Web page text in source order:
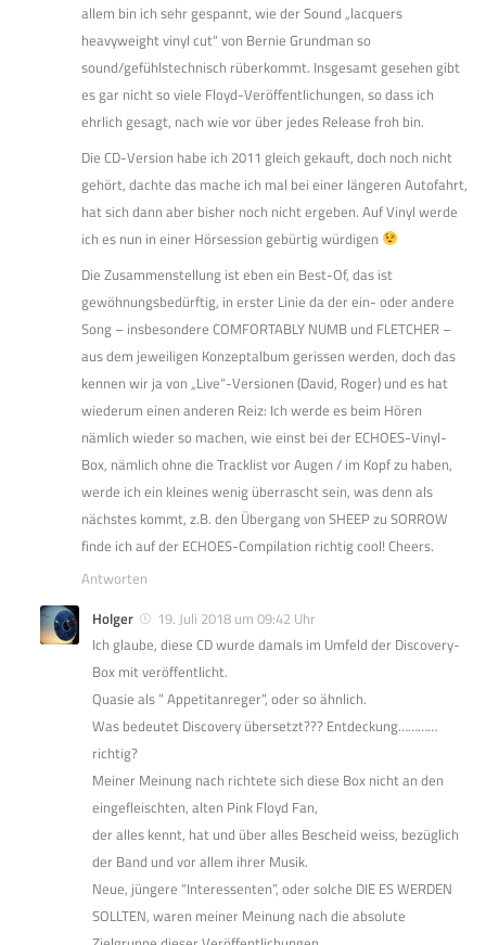
allem bin ich sehr gespannt, wie der Sound „lacquers
heavyweight vinyl cut“ von Bernie Grundman so
sound/gefühlstechnisch rüberkommt. Insgesamt gesehen gibt
es gar nicht so viele Floyd-Veröffentlichungen, so dass ich
ehrlich gesagt, nach wie vor über jedes Release froh bin.
Die CD-Version habe ich 2011 gleich gekauft, doch noch nicht
gehört, dachte das mache ich mal bei einer längeren Autofahrt,
hat sich dann aber bisher noch nicht ergeben. Auf Vinyl werde
ich es nun in einer Hörsession gebürtig würdigen
Die Zusammenstellung ist eben ein Best-Of, das ist
gewöhnungsbedürftig, in erster Linie da der ein- oder andere
Song – insbesondere COMFORTABLY NUMB und FLETCHER –
aus dem jeweiligen Konzeptalbum gerissen werden, doch das
kennen wir ja von „Live“-Versionen (David, Roger) und es hat
wiederum einen anderen Reiz: Ich werde es beim Hören
nämlich wieder so machen, wie einst bei der ECHOES-Vinyl-
Box, nämlich ohne die Tracklist vor Augen / im Kopf zu haben,
werde ich ein kleines wenig überrascht sein, was denn als
nächstes kommt, z.B. den Übergang von SHEEP zu SORROW
finde ich auf der ECHOES-Compilation richtig cool! Cheers.
Antworten
Holger
19. Juli 2018 um 09:42 Uhr
Ich glaube, diese CD wurde damals im Umfeld der Discovery-
Box mit veröffentlicht.
Quasie als ” Appetitanreger”, oder so ähnlich.
Was bedeutet Discovery übersetzt??? Entdeckung…………
richtig?
Meiner Meinung nach richtete sich diese Box nicht an den
eingefleischten, alten Pink Floyd Fan,
der alles kennt, hat und über alles Bescheid weiss, bezüglich
der Band und vor allem ihrer Musik.
Neue, jüngere “Interessenten”, oder solche DIE ES WERDEN
SOLLTEN, waren meiner Meinung nach die absolute